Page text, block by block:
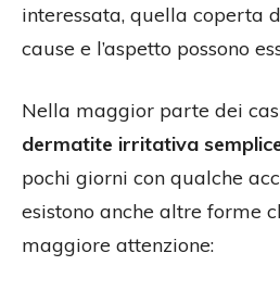
interessata, quella coperta
cause e l’aspetto possono
Nella maggior parte dei
dermatite irritativa
pochi giorni con qualche
esistono anche altre forme
maggiore attenzione: